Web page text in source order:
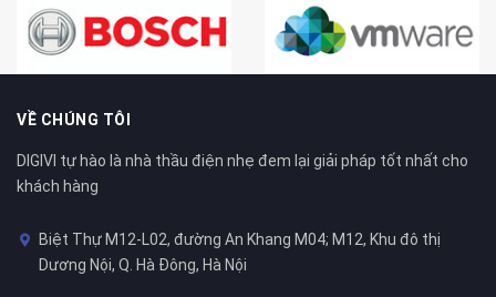
VỀ CHÚNG TÔI
DIGIVI tự hào là nhà thầu điện nhẹ đem lại giải pháp tốt nhất cho
khách hàng
Biệt Thự M12-L02, đường An Khang M04; M12, Khu đô thị
Dương Nội, Q. Hà Đông, Hà Nội